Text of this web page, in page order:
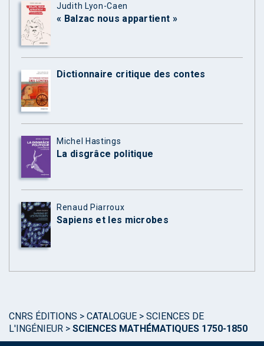
Judith Lyon-Caen
« Balzac nous appartient »
Dictionnaire critique des contes
Michel Hastings
La disgrâce politique
Renaud Piarroux
Sapiens et les microbes
CNRS ÉDITIONS > CATALOGUE > SCIENCES DE
L'INGÉNIEUR > SCIENCES MATHÉMATIQUES 1750-1850